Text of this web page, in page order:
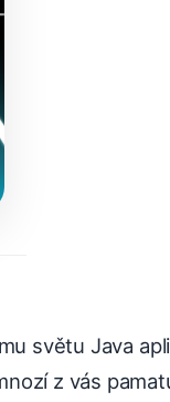
světu Java
z vás